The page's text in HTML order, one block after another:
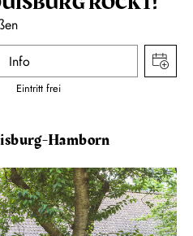
Info
Eintritt frei
Hamborn